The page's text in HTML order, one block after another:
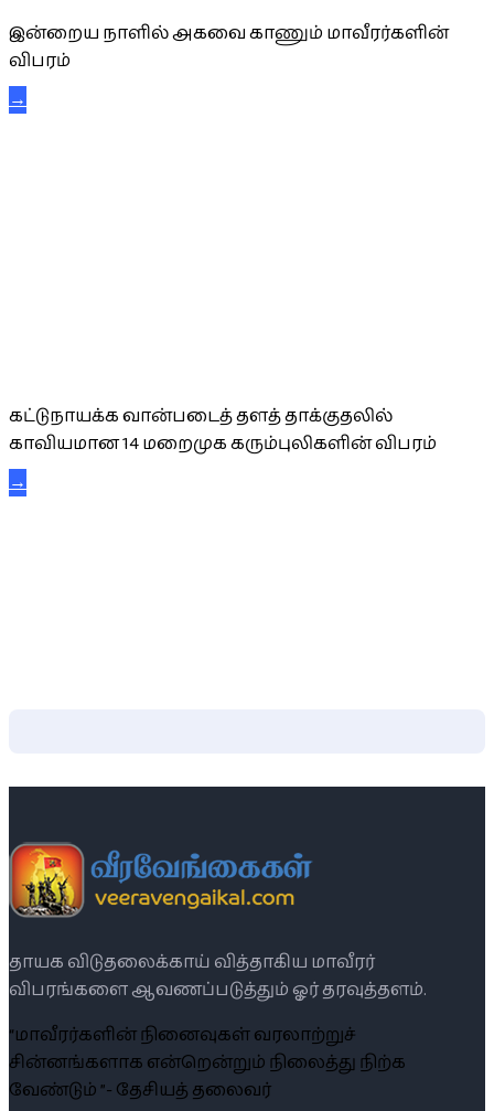
இன்றைய நாளில் அகவை காணும் மாவீரர்களின்
விபரம்
→
கட்டுநாயக்க வான்படைத் தளத் தாக்குதலில்
காவியமான 14 மறைமுக கரும்புலிகளின் விபரம்
→
தாயக விடுதலைக்காய் வித்தாகிய மாவீரர்
விபரங்களை ஆவணப்படுத்தும் ஓர் தரவுத்தளம்.
“மாவீரர்களின் நினைவுகள் வரலாற்றுச்
சின்னங்களாக என்றென்றும் நிலைத்து நிற்க
வேண்டும் ”- தேசியத் தலைவர்